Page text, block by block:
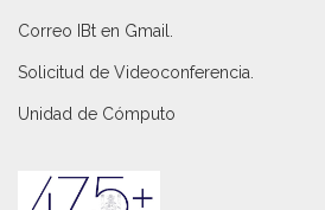
Correo IBt en Gmail
Solicitud de Videoconferencia.
Unidad de Cómputo